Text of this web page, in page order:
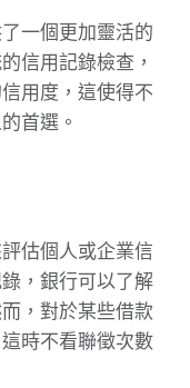
一個更加靈活的
信用記錄檢查，
用度，這使得不
首選。
估個人或企業信
，銀行可以了解
，對於某些借款
時不看聯徵次數